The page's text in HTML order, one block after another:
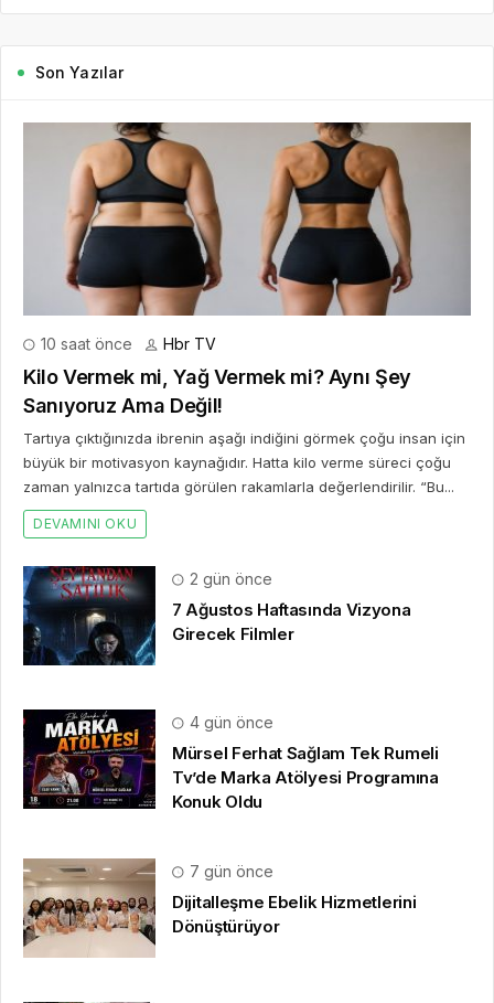
Son Yazılar
10 saat önce Hbr TV
Kilo Vermek mi, Yağ Vermek mi? Aynı Şey
Sanıyoruz Ama Değil!
Tartıya çıktığınızda ibrenin aşağı indiğini görmek çoğu insan için
büyük bir motivasyon kaynağıdır. Hatta kilo verme süreci çoğu
zaman yalnızca tartıda görülen rakamlarla değerlendirilir. “Bu...
DEVAMINI OKU
2 gün önce
7 Ağustos Haftasında Vizyona
Girecek Filmler
4 gün önce
Mürsel Ferhat Sağlam Tek Rumeli
Tv’de Marka Atölyesi Programına
Konuk Oldu
7 gün önce
Dijitalleşme Ebelik Hizmetlerini
Dönüştürüyor